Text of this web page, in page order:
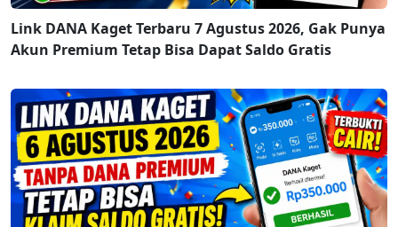
Link DANA Kaget Terbaru 7 Agustus 2026, Gak Punya
Akun Premium Tetap Bisa Dapat Saldo Gratis